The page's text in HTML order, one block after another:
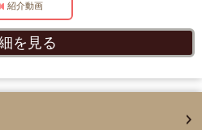
紹介動画
を見る